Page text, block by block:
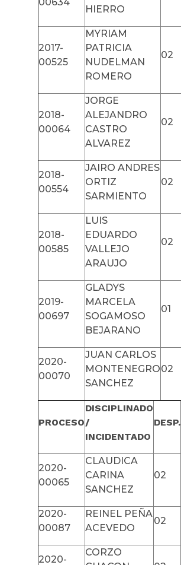
HIERRO
2017-
00525
MYRIAM
PATRICIA
NUDELMAN
ROMERO
02
2018-
00064
JORGE
ALEJANDRO
CASTRO
ALVAREZ
02
2018-
00554
JAIRO ANDRES
ORTIZ
SARMIENTO
02
2018-
00585
LUIS
EDUARDO
VALLEJO
ARAUJO
02
2019-
00697
GLADYS
MARCELA
SOGAMOSO
BEJARANO
01
2020-
00070
JUAN CARLOS
MONTENEGRO
SANCHEZ
02
PROCESO
DISCIPLINADO
/
INCIDENTADO
DESP.
2020-
00065
CLAUDICA
CARINA
SANCHEZ
02
2020-
00087
REINEL PEÑA
ACEVEDO
02
2020-
CORZO